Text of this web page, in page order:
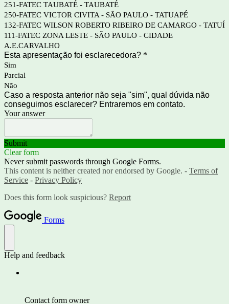
251-FATEC TAUBATÉ - TAUBATÉ
250-FATEC VICTOR CIVITA - SÃO PAULO - TATUAPÉ
132-FATEC WILSON ROBERTO RIBEIRO DE CAMARGO - TATUÍ
111-FATEC ZONA LESTE - SÃO PAULO - CIDADE
A.E.CARVALHO
Esta apresentação foi esclarecedora? *
Sim
Parcial
Não
Caso a resposta anterior não seja "sim", qual dúvida não
conseguimos esclarecer? Entraremos em contato.
Your answer
Submit
Clear form
Never submit passwords through Google Forms.
This content is neither created nor endorsed by Google. - Terms of
Service - Privacy Policy
Does this form look suspicious? Report
Forms
Help and feedback
Contact form owner